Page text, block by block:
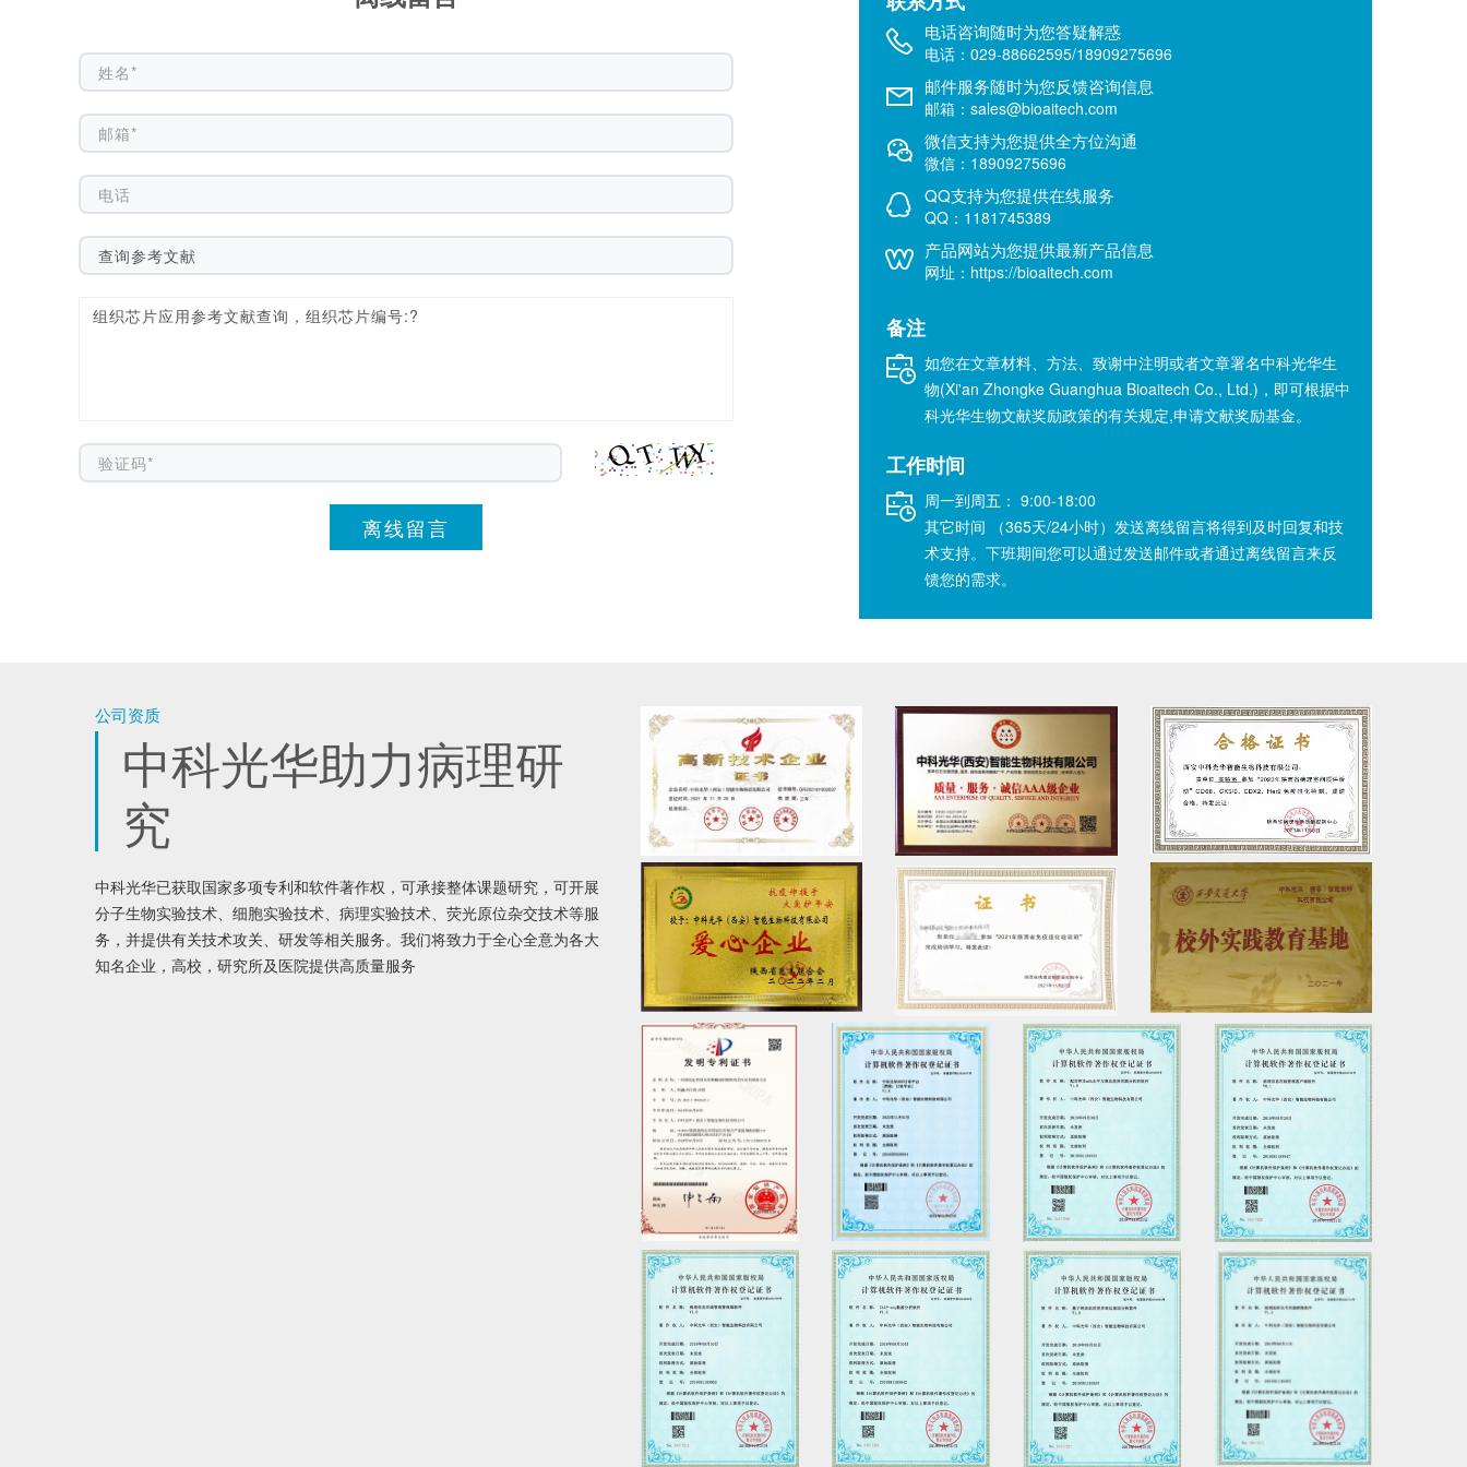
离线留言
电话咨询随时为您答疑解惑
电话：029-88662595/18909275696
邮件服务随时为您反馈咨询信息
邮箱：sales@bioaitech.com
微信支持为您提供全方位沟通
微信：18909275696
QQ支持为您提供在线服务
QQ：1181745389
产品网站为您提供最新产品信息
网址：https://bioaitech.com
备注
如您在文章材料、方法、致谢中注明或者文章署名中科光华生
物(Xi'an Zhongke Guanghua Bioaitech Co., Ltd.)，即可根据中
科光华生物文献奖励政策的有关规定,申请文献奖励基金。
工作时间
周一到周五： 9:00-18:00
其它时间 （365天/24小时）发送离线留言将得到及时回复和技
术支持。下班期间您可以通过发送邮件或者通过离线留言来反
馈您的需求。
公司资质
中科光华助力病理研
究
中科光华已获取国家多项专利和软件著作权，可承接整体课题研究，可开展
分子生物实验技术、细胞实验技术、病理实验技术、荧光原位杂交技术等服
务，并提供有关技术攻关、研发等相关服务。我们将致力于全心全意为各大
知名企业，高校，研究所及医院提供高质量服务